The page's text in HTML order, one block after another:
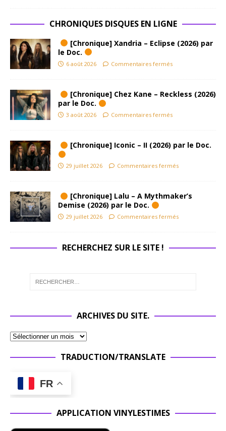
CHRONIQUES DISQUES EN LIGNE
[Chronique] Xandria – Eclipse (2026) par
le Doc.
6 août 2026 Commentaires fermés
[Chronique] Chez Kane – Reckless (2026)
par le Doc.
3 août 2026 Commentaires fermés
[Chronique] Iconic – II (2026) par le Doc.
29 juillet 2026 Commentaires fermés
[Chronique] Lalu – A Mythmaker’s
Demise (2026) par le Doc.
29 juillet 2026 Commentaires fermés
RECHERCHEZ SUR LE SITE !
ARCHIVES DU SITE.
TRADUCTION/TRANSLATE
FR
APPLICATION VINYLESTIMES